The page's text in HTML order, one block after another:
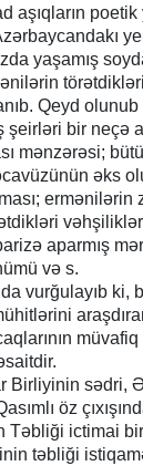
poetik
yaşamış
Qeyd olunub
şeirləri bir neçə
mənzərəsi;
əks
ermənilərin
aparmış
və s.
vurğulayıb ki,
Birliyinin sədri,
öz
Təbliği ictimai
təbliği